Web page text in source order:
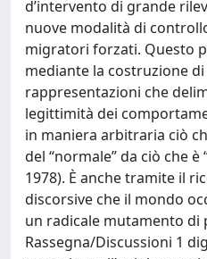
d’intervento di grande
nuove modalità di
migratori forzati. Questo
mediante la costruzione
rappresentazioni che
legittimità dei
in maniera arbitraria ciò
del “normale” da ciò che
1978). È anche tramite il
discorsive che il mondo
un radicale mutamento di
Rassegna/Discussioni 1